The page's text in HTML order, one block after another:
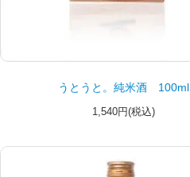
うとうと。純米酒 100ml
1,540円(税込)